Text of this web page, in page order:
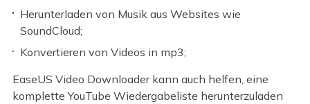
Herunterladen von Musik aus Websites wie
SoundCloud;
Konvertieren von Videos in mp3;
EaseUS Video Downloader kann auch helfen, eine
komplette YouTube Wiedergabeliste herunterzuladen